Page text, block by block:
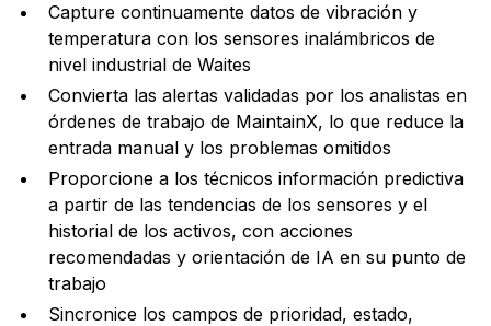
Capture continuamente datos de vibración y
temperatura con los sensores inalámbricos de
nivel industrial de Waites
Convierta las alertas validadas por los analistas en
órdenes de trabajo de MaintainX, lo que reduce la
entrada manual y los problemas omitidos
Proporcione a los técnicos información predictiva
a partir de las tendencias de los sensores y el
historial de los activos, con acciones
recomendadas y orientación de IA en su punto de
trabajo
Sincronice los campos de prioridad, estado,